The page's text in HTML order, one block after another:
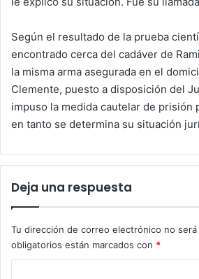
Según el resultado de la prueba
encontrado cerca del cadáver de
la misma arma asegurada en el
Clemente, puesto a disposición del
impuso la medida cautelar de prisión
en tanto se determina su situación
Deja una respuesta
Tu dirección de correo electrónico no será
obligatorios están marcados con *